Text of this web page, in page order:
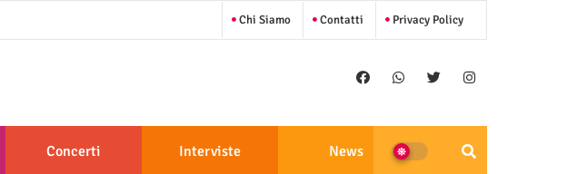
Chi Siamo Contatti Privacy Policy
Concerti Interviste News